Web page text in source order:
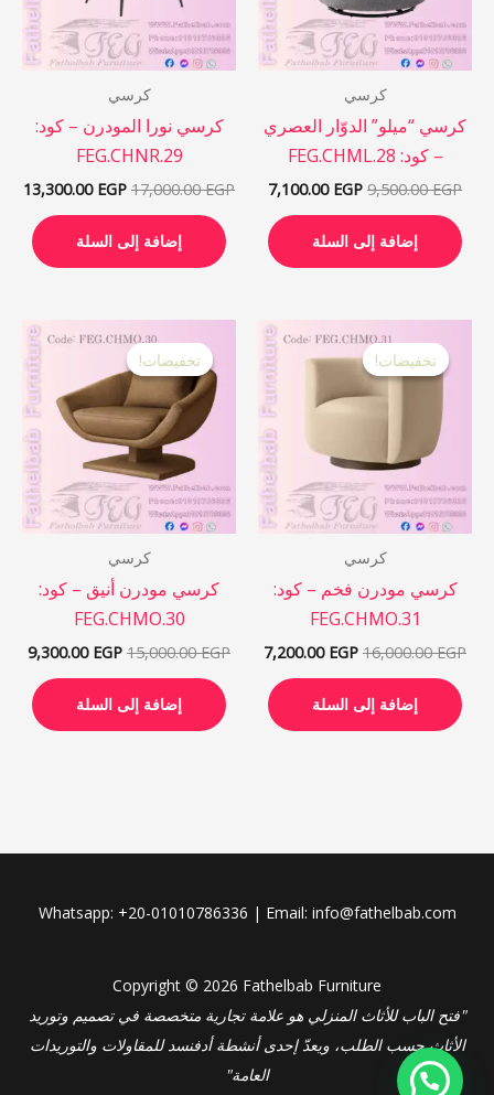
كرسي
كرسي “ميلو” الدوّار العصري
– كود: FEG.CHML.28
9,500.00EGP
7,100.00 EGP
إضافة إلى السلة
كرسي
كرسي نورا المودرن – كود:
FEG.CHNR.29
17,000.00EGP
13,300.00 EGP
إضافة إلى السلة
تخفيضات!
تخفيضات!
كرسي
كرسي مودرن فخم – كود:
FEG.CHMO.31
16,000.00EGP
الأصلي
هو:
16,000.00 EGP.
7,200.00 EGP
هو:
7,200.00 EGP.
إضافة إلى السلة
تخفيضات!
تخفيضات!
كرسي
كرسي مودرن أنيق – كود:
FEG.CHMO.30
15,000.00EGP
الأصلي
هو:
15,000.00 EGP.
9,300.00 EGP
هو:
إضافة إلى السلة
Whatsapp: +20-01010786336 | Email: info@fathelbab.com
Copyright © 2026 Fathelbab Furniture
"فتح الباب للأثاث المنزلي هو علامة تجارية متخصصة في تصميم وتوريد
الأثاث حسب الطلب، ويعدّ إحدى أنشطة أدفنسد للمقاولات والتوريدات
العامة"